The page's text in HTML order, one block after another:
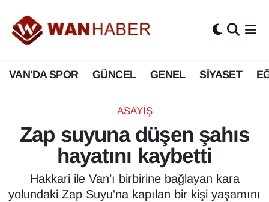
VAN'DA SPOR GÜNCEL GENEL SİYASET
ASAYİŞ
Zap suyuna düşen şahıs
hayatını kaybetti
Hakkari ile Van’ı birbirine bağlayan kara
yolundaki Zap Suyu'na kapılan bir kişi yaşamını
3.SAYFA
ASAYİŞ
BİLİM VE TEKNOLOJİ
Biyografi
Bölge Haberleri
ÇEVRE
Van Nöbetçi Eczaneler
Van Hava Durumu
Van Namaz Vakitleri
Van Trafik Yoğunluk Haritası
Süper Lig Puan Durumu ve Fikstür
Tüm Manşetler